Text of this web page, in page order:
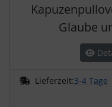
Glaube
Lieferzeit:3-4 Tage